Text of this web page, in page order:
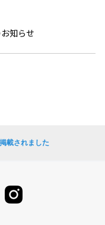
知らせ
載されました